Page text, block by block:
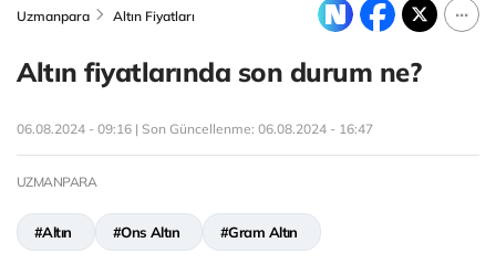
Uzmanpara Altın Fiyatları
Altın fiyatlarında son durum ne?
06.08.2024 - 09:16 | Son Güncellenme: 06.08.2024 - 16:47
UZMANPARA
#Altın #Ons Altın #Gram Altın